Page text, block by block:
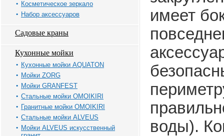
Косметическое зеркало
Набор аксессуаров
Садовые краны
Кухонные мойки
Кухонные мойки AQUATON
Мойки ZORG
Мойки GRANFEST
Стальные мойки OMOIKIRI
Гранитные мойки OMOIKIRI
Стальные мойки ALVEUS
Мойки ALVEUS искусственный
имеет
воды).